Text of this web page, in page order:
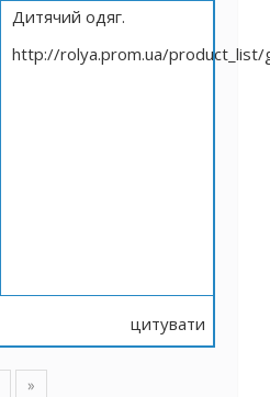
Дитячий одяг.
http://rolya.prom.ua/
цитувати
»